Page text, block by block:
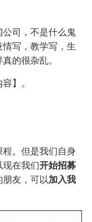
司，不是什么鬼
写，教学写，生
的很杂乱。
】。
。但是我们自身
在我们开始招募
友，可以加入我